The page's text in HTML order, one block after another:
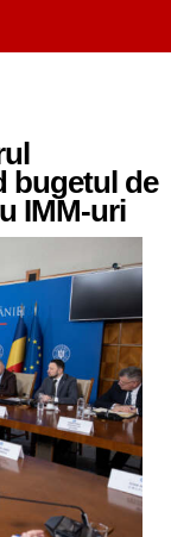
bugetul de
IMM-uri